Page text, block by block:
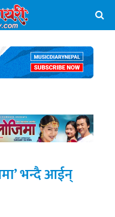
भन्दै आईन्